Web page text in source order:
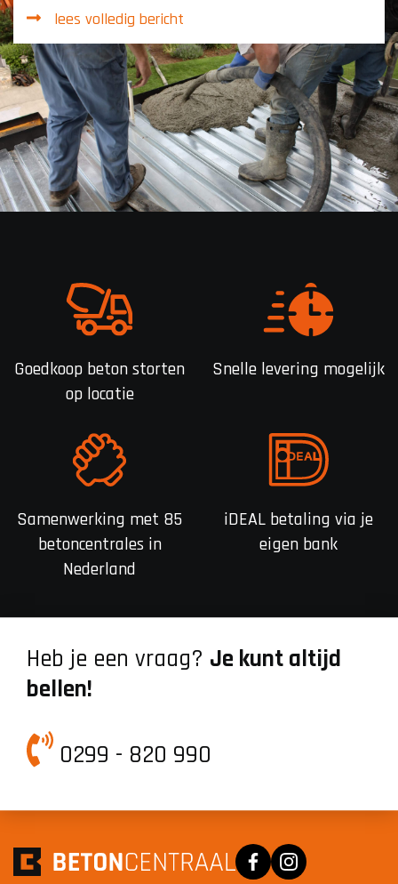
lees volledig bericht
Goedkoop beton storten
op locatie
Snelle levering mogelijk
Samenwerking met 85
betoncentrales in
Nederland
iDEAL betaling via je
eigen bank
Heb je een vraag? Je kunt altijd
bellen!
0299 - 820 990
FacebookInstagram